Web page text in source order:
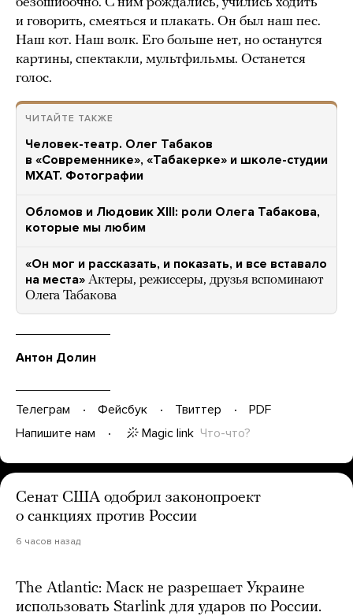
и говорить, смеяться и плакать. Он был наш пес.
Наш кот. Наш волк. Его больше нет, но останутся
картины, спектакли, мультфильмы. Останется
голос.
ЧИТАЙТЕ ТАКЖЕ
Человек-театр. Олег Табаков
в «Современнике», «Табакерке» и школе-студии
МХАТ. Фотографии
Обломов и Людовик XIII: роли Олега Табакова,
которые мы любим
«Он мог и рассказать, и показать, и все вставало
на места» Актеры, режиссеры, друзья вспоминают
Олега Табакова
Антон Долин
Телеграм Фейсбук Твиттер
PDF
Напишите нам
Magic link Что-что?
Сенат США одобрил законопроект
о санкциях против России
6 часов назад
The Atlantic: Маск не разрешает Украине
использовать Starlink для ударов по России.